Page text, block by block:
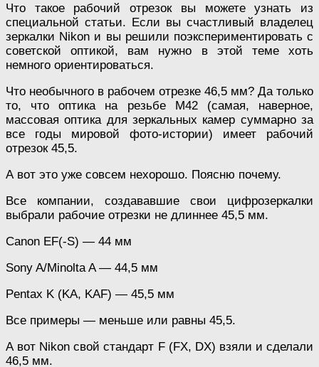
Что такое рабочий отрезок вы можете узнать из
специальной статьи. Если вы счастливый владелец
зеркалки Nikon и вы решили поэкспериментировать с
советской оптикой, вам нужно в этой теме хоть
немного ориентироваться.
Что необычного в рабочем отрезке 46,5 мм? Да только
то, что оптика на резьбе М42 (самая, наверное,
массовая оптика для зеркальных камер суммарно за
все годы мировой фото-истории) имеет рабочий
отрезок 45,5.
А вот это уже совсем нехорошо. Поясню почему.
Все компании, создававшие свои цифрозеркалки
выбрали рабочие отрезки не длиннее 45,5 мм.
Canon EF(-S) — 44 мм
Sony A/Minolta A — 44,5 мм
Pentax K (KA, KAF) — 45,5 мм
Все примеры — меньше или равны 45,5.
А вот Nikon свой стандарт F (FX, DX) взяли и сделали
46,5 мм.